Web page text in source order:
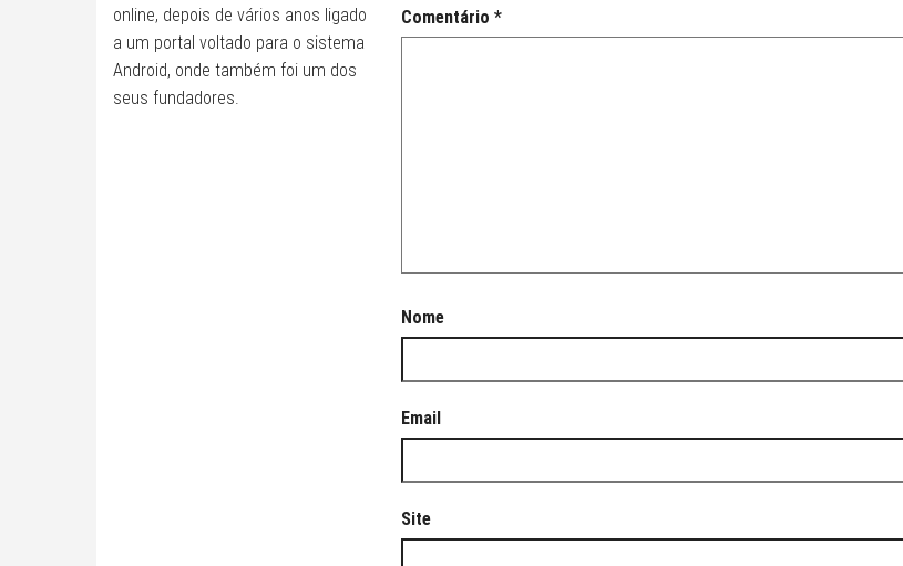
online, depois de vários anos ligado
a um portal voltado para o sistema
Android, onde também foi um dos
seus fundadores.
Comentário *
Nome
Email
Site